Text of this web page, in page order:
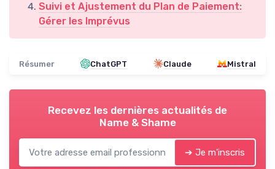
Suivi et Ajustement du Plan de Paiement:
Gérer les Imprévus
Résumer ChatGPT Claude Mistral
Recevez les dernières actualités de
Name & Shame
➔ Je m'inscris